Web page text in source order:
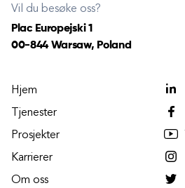
Vil du besøke oss?
Plac Europejski 1
00-844 Warsaw, Poland
Hjem
Tjenester
Prosjekter
Karrierer
Om oss